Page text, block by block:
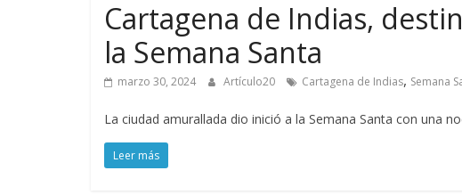
Cartagena de Indias,
la Semana Santa
marzo 30, 2024 Artículo20 Cartagena de Indias, Semana
La ciudad amurallada dio inició a la Semana Santa con una
Leer más